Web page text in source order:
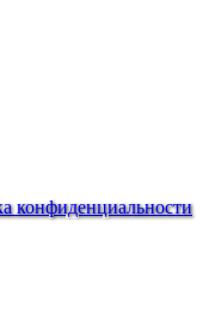
конфиденциальности